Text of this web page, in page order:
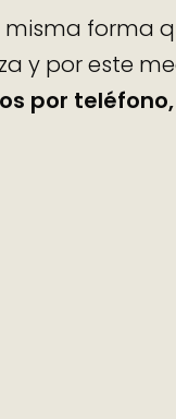
forma
y por este
por